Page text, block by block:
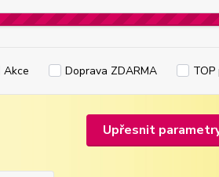
Upřesnit
Akce Doprava ZDARMA